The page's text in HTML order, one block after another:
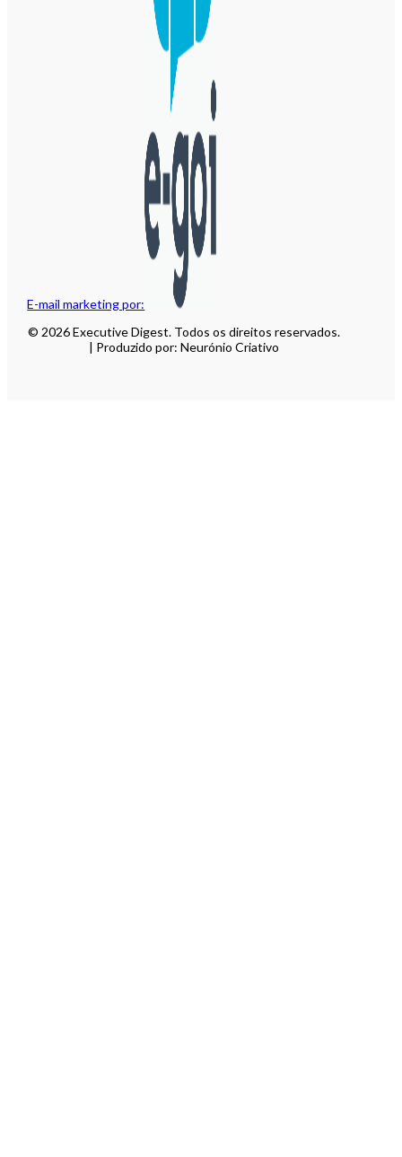
E-mail marketing por:
© 2026 Executive Digest. Todos os direitos reservados.
| Produzido por: Neurónio Criativo